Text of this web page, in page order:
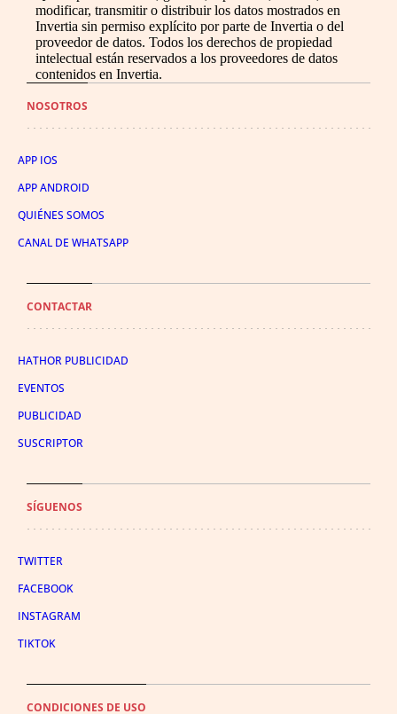
modificar, transmitir o distribuir los datos mostrados en
Invertia sin permiso explícito por parte de Invertia o del
proveedor de datos. Todos los derechos de propiedad
intelectual están reservados a los proveedores de datos
contenidos en Invertia.
NOSOTROS
APP IOS
APP ANDROID
QUIÉNES SOMOS
CANAL DE WHATSAPP
CONTACTAR
HATHOR PUBLICIDAD
EVENTOS
PUBLICIDAD
SUSCRIPTOR
SÍGUENOS
TWITTER
FACEBOOK
INSTAGRAM
TIKTOK
CONDICIONES DE USO